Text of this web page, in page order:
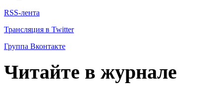
RSS-лента
Трансляция в Twitter
Группа Вконтакте
Читайте в журнале